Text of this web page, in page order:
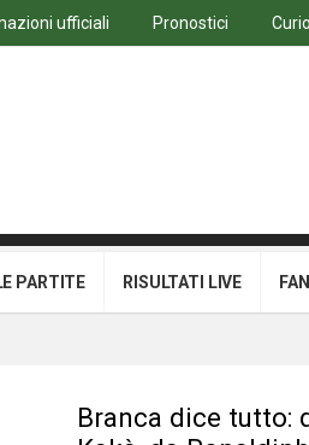
ufficiali Pronostici
PARTITE RISULTATI LIVE
Branca dice tutto: